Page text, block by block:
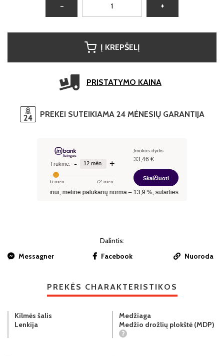
− +
Į KREPŠELĮ
PRISTATYMO KAINA
PREKEI SUTEIKIAMA 24 MĖNESIŲ GARANTIJA
Dalintis:
Messagner
Facebook Nuoroda
PREKĖS CHARAKTERISTIKOS
Kilmės šalis
Lenkija
Medžiaga
Medžio drožlių plokštė (MDP)
?